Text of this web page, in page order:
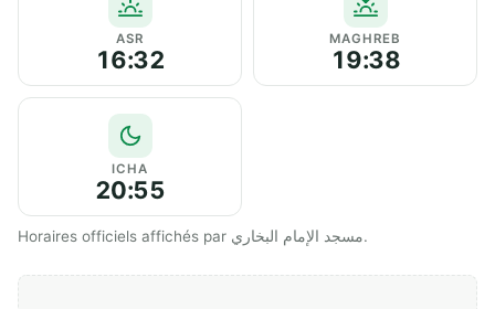
ASR
16:32
MAGHREB
19:38
ICHA
20:55
Horaires officiels affichés par مسجد الإمام البخاري.